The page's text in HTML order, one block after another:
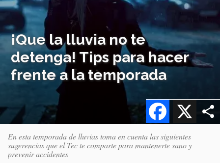
¡Que la lluvia no te
detenga! Tips para hacer
frente a la temporada
X
Facebook
En esta temporada de lluvias toma en cuenta las siguientes
sugerencias que el Tec te comparte para mantenerte sano y
prevenir accidentes